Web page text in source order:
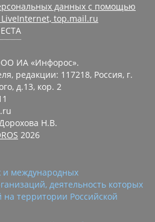
данных с помощью
top.mail.ru
ИА «Инфорос».
редакции: 117218, Россия, г.
д.13, кор. 2
Н.В.
2026
международных
деятельность которых
территории Российской